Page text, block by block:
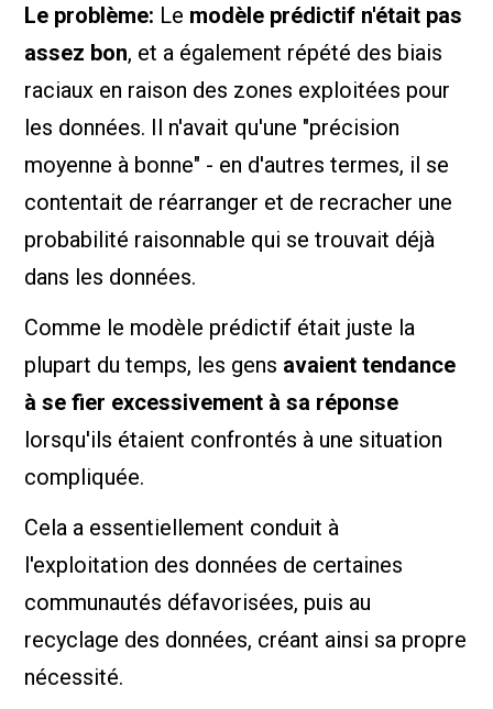
Le problème: Le modèle prédictif n'était pas
assez bon, et a également répété des biais
raciaux en raison des zones exploitées pour
les données. Il n'avait qu'une "précision
moyenne à bonne" - en d'autres termes, il se
contentait de réarranger et de recracher une
probabilité raisonnable qui se trouvait déjà
dans les données.
Comme le modèle prédictif était juste la
plupart du temps, les gens avaient tendance
à se fier excessivement à sa réponse
lorsqu'ils étaient confrontés à une situation
compliquée.
Cela a essentiellement conduit à
l'exploitation des données de certaines
communautés défavorisées, puis au
recyclage des données, créant ainsi sa propre
nécessité.